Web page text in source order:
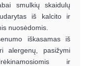
smulkių skaidulų
iš kalcito ir
nuosėdomis.
iškasamas iš
alergenų, pasižymi
ir